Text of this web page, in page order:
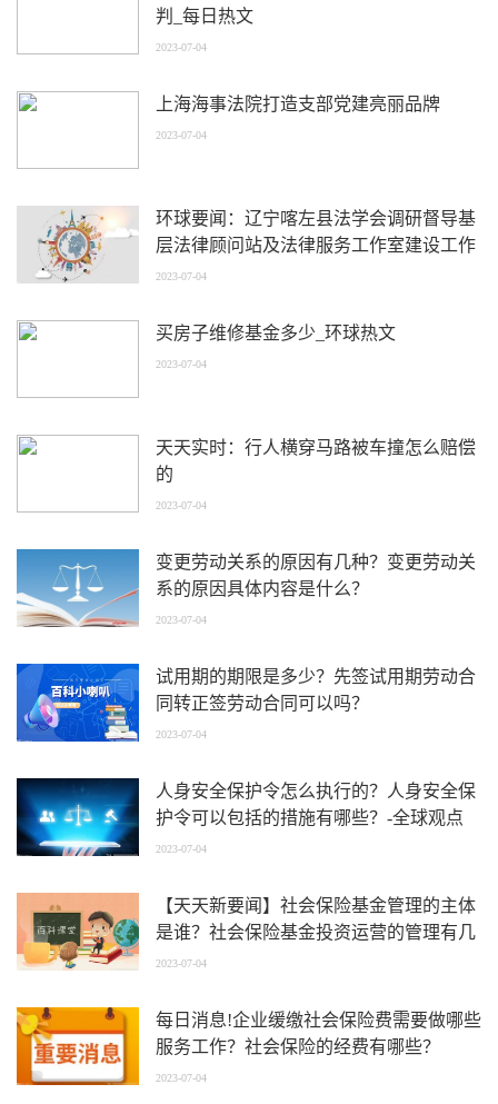
判_每日热文
2023-07-04
上海海事法院打造支部党建亮丽品牌
2023-07-04
环球要闻：辽宁喀左县法学会调研督导基
层法律顾问站及法律服务工作室建设工作
2023-07-04
买房子维修基金多少_环球热文
2023-07-04
天天实时：行人横穿马路被车撞怎么赔偿
的
2023-07-04
变更劳动关系的原因有几种？变更劳动关
系的原因具体内容是什么？
2023-07-04
试用期的期限是多少？先签试用期劳动合
同转正签劳动合同可以吗？
2023-07-04
人身安全保护令怎么执行的？人身安全保
护令可以包括的措施有哪些？-全球观点
2023-07-04
【天天新要闻】社会保险基金管理的主体
是谁？社会保险基金投资运营的管理有几
方面？
2023-07-04
每日消息!企业缓缴社会保险费需要做哪些
服务工作？社会保险的经费有哪些？
2023-07-04